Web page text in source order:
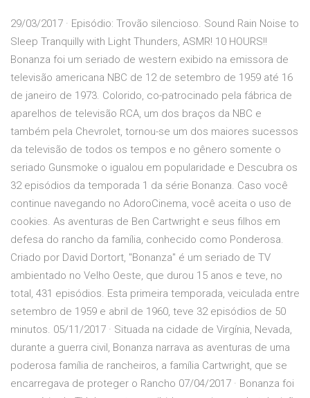
29/03/2017 · Episódio: Trovão silencioso. Sound Rain Noise to
Sleep Tranquilly with Light Thunders, ASMR! 10 HOURS!!
Bonanza foi um seriado de western exibido na emissora de
televisão americana NBC de 12 de setembro de 1959 até 16
de janeiro de 1973. Colorido, co-patrocinado pela fábrica de
aparelhos de televisão RCA, um dos braços da NBC e
também pela Chevrolet, tornou-se um dos maiores sucessos
da televisão de todos os tempos e no gênero somente o
seriado Gunsmoke o igualou em popularidade e Descubra os
32 episódios da temporada 1 da série Bonanza. Caso você
continue navegando no AdoroCinema, você aceita o uso de
cookies. As aventuras de Ben Cartwright e seus filhos em
defesa do rancho da família, conhecido como Ponderosa.
Criado por David Dortort, "Bonanza" é um seriado de TV
ambientado no Velho Oeste, que durou 15 anos e teve, no
total, 431 episódios. Esta primeira temporada, veiculada entre
setembro de 1959 e abril de 1960, teve 32 episódios de 50
minutos. 05/11/2017 · Situada na cidade de Virgínia, Nevada,
durante a guerra civil, Bonanza narrava as aventuras de uma
poderosa família de rancheiros, a família Cartwright, que se
encarregava de proteger o Rancho 07/04/2017 · Bonanza foi